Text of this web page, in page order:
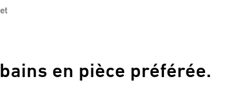
en pièce préférée.